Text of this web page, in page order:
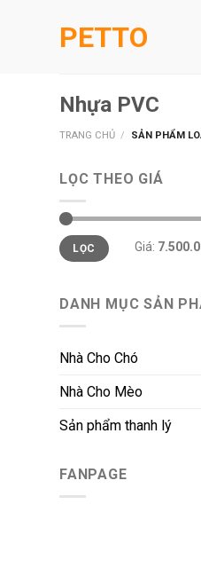
PETTO
Nhựa PVC
TRANG CHỦ / SẢN PHẨM
LỌC THEO GIÁ
Giá
tối
thiểu
Giá
tối
đa
LỌC Giá:
DANH MỤC SẢN
Nhà Cho Chó
Nhà Cho Mèo
Sản phẩm thanh lý
FANPAGE